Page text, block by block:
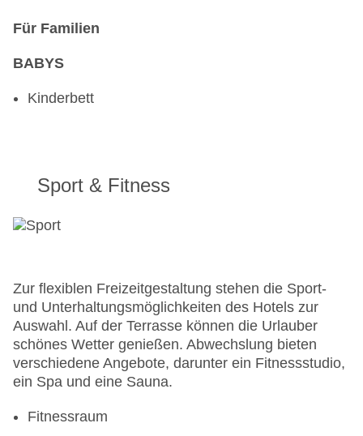
Für Familien
BABYS
Kinderbett
Sport & Fitness
Zur flexiblen Freizeitgestaltung stehen die Sport-
und Unterhaltungsmöglichkeiten des Hotels zur
Auswahl. Auf der Terrasse können die Urlauber
schönes Wetter genießen. Abwechslung bieten
verschiedene Angebote, darunter ein Fitnessstudio,
ein Spa und eine Sauna.
Fitnessraum